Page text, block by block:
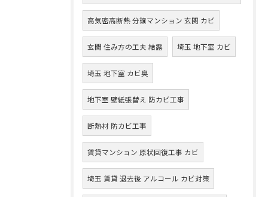
高気密高断熱 分譲マンション 玄関 カビ
玄関 住み方の工夫 結露 埼玉 地下室 カビ
埼玉 地下室 カビ臭
地下室 壁紙張替え 防カビ工事
断熱材 防カビ工事
賃貸マンション 原状回復工事 カビ
埼玉 賃貸 退去後 アルコール カビ対策